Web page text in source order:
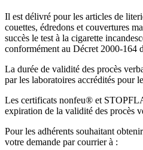
Il est délivré pour les articles de
couettes, édredons et couvertures
succès le test à la cigarette
conformément au Décret 2000-164
La durée de validité des procès
par les laboratoires accrédités pour
Les certificats nonfeu® et
expiration de la validité des procès
Pour les adhérents souhaitant
votre demande par courrier à :